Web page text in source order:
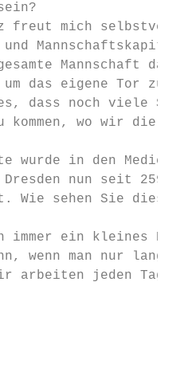
freut mich
Mannschaft
das eigene Tor zu
dass noch viele
kommen, wo wir die
wurde in den Medien
Dresden nun seit 259
Wie sehen Sie diese
immer ein kleines
wenn man nur lange
arbeiten jeden Tag